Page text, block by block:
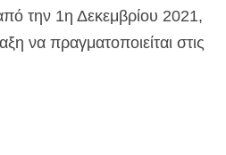
την 1η Δεκεμβρίου 2021,
να πραγματοποιείται στις